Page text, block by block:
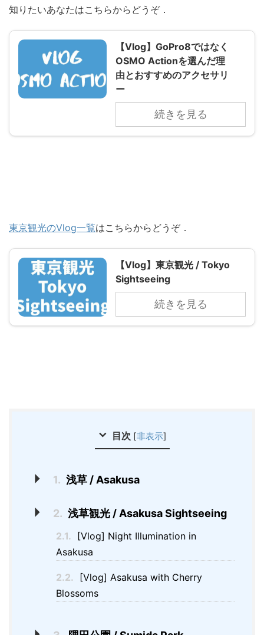
知りたいあなたはこちらからどうぞ．
【Vlog】GoPro8ではなく
OSMO Actionを選んだ理
由とおすすめのアクセサリ
ー
続きを見る
東京観光のVlog一覧はこちらからどうぞ．
【Vlog】東京観光 / Tokyo
Sightseeing
続きを見る
目次 [非表示]
1. 浅草 / Asakusa
2. 浅草観光 / Asakusa Sightseeing
2.1. [Vlog] Night Illumination in
Asakusa
2.2. [Vlog] Asakusa with Cherry
Blossoms